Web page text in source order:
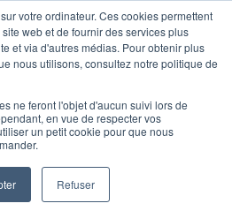
votre ordinateur. Ces cookies permettent
web et de fournir des services plus
et via d'autres médias. Pour obtenir plus
nous utilisons, consultez notre politique de
ne feront l'objet d'aucun suivi lors de
en vue de respecter vos
un petit cookie pour que nous
Refuser
: trouver
idéal